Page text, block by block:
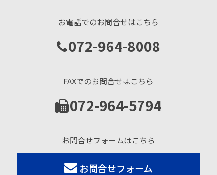
お電話でのお問合せはこちら
072-964-8008
FAXでのお問合せはこちら
072-964-5794
お問合せフォームはこちら
お問合せフォーム